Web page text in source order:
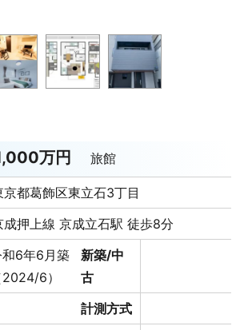
万円 旅館
京都葛飾区東立石3丁目
成押上線 京成立石駅 徒歩8分
和6年6月築
2024/6）
新築/中
古
計測方式